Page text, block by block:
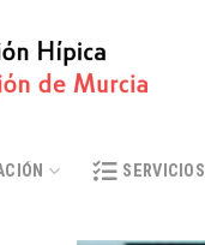
SERVICIOS